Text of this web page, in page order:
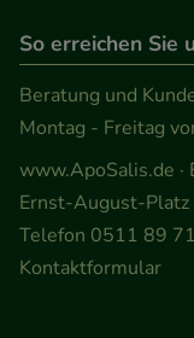
anzuzeigen und
Statistik &
Informationen
unserer Website
unsere Website
den Inhalt auf
So erreichen Sie
Beratung und
Montag - Freitag
www.ApoSalis.de
Ernst-August-Platz
Telefon 0511 89
Kontaktformular